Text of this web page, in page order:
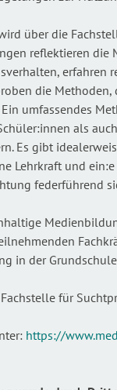
über die
reflektieren
erfahren
die Methoden,
umfassendes
als
Es gibt
Lehrkraft und
federführend
in der
für
https://